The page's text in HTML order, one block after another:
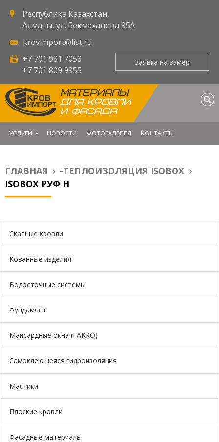
Республика Казахстан,
Алматы, ул. Бекмаханова 95А
krovimport@list.ru
+7 701 981 7053
+7 701 809 9955
Заявка на замер
Оставьте запрос - и мы
ближайшее время.
ФИО
E-mail*
ОТПРАВИТЬ
МАТЕРИАЛЫ
ДЛЯ КРОВЛИ
И ФАСАДА
УСЛУГИ НОВОСТИ ФОТОГАЛЕРЕЯ КОНТАКТЫ
Вы здесь
ГЛАВНАЯ
-ТЕПЛОИЗОЛЯЦИЯ ISOBOX
ISOBOX РУФ Н
Скатные кровли
Кованные изделия
Водосточные системы
Фундамент
Мансардные окна (FAKRO)
Самоклеющеяся гидроизоляция
Мастики
Плоские кровли
Фасадные материалы